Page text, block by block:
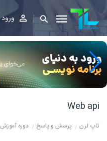
ورود
Web api
تاپ لرن پرسش و پاسخ دوره آموزش SignalR در Asp.Net Core